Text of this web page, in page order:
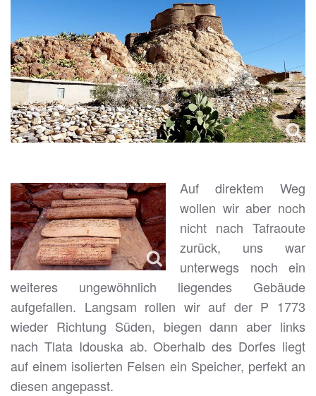
Auf direktem Weg
wollen wir aber noch
nicht nach Tafraoute
zurück, uns war
unterwegs noch ein
weiteres ungewöhnlich liegendes Gebäude
aufgefallen. Langsam rollen wir auf der P 1773
wieder Richtung Süden, biegen dann aber links
nach Tlata Idouska ab. Oberhalb des Dorfes liegt
auf einem isolierten Felsen ein Speicher, perfekt an
diesen angepasst.